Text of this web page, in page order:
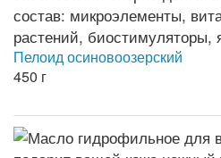
Пелоид осиновоозерский
450 г